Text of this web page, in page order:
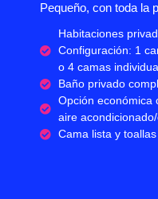
Pequeño, con toda la
Habitaciones
Configuración: 1
o 4 camas
Baño privado
Opción económica
aire
Cama lista y